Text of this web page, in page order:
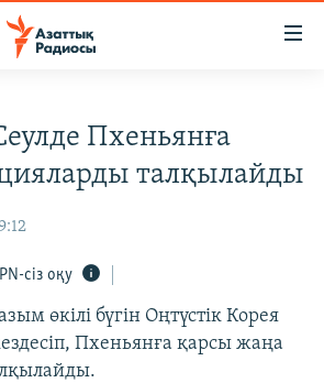
Пхеньянға
талқылайды
сіз оқу
өкілі бүгін Оңтүстік Корея
Пхеньянға қарсы жаңа